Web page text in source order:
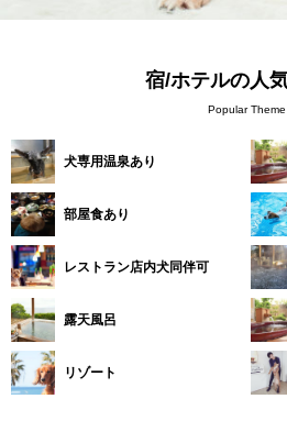
宿/ホテルの人
Popular Theme
犬専用温泉あり
部屋食あり
レストラン店内犬同伴可
露天風呂
リゾート